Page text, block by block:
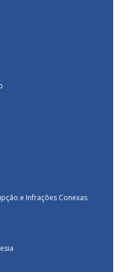
e Infrações Conexas